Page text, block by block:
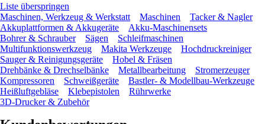
Liste überspringen
Maschinen, Werkzeug & Werkstatt
Maschinen
Tacker & Nagler
Akkuplattformen & Akkugeräte
Akku-Maschinensets
Bohrer & Schrauber
Sägen
Schleifmaschinen
Multifunktionswerkzeug
Makita Werkzeuge
Hochdruckreiniger
Sauger & Reinigungsgeräte
Hobel & Fräsen
Drehbänke & Drechselbänke
Metallbearbeitung
Stromerzeuger
Kompressoren
Schweißgeräte
Bastler- & Modellbau-Werkzeuge
Heißluftgebläse
Klebepistolen
Rührwerke
3D-Drucker & Zubehör